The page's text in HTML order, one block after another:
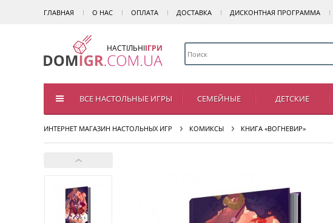
ГЛАВНАЯ О НАС ОПЛАТА ДОСТАВКА ДИСКОНТНАЯ ПРОГРАММА
НАСТІЛЬНІІГРИ
ВСЕ НАСТОЛЬНЫЕ ИГРЫ СЕМЕЙНЫЕ ДЕТСКИЕ
ИНТЕРНЕТ МАГАЗИН НАСТОЛЬНЫХ ИГР КОМИКСЫ КНИГА «ВОГНЕВИР»